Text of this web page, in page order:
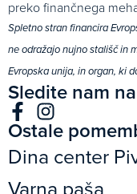
preko finančnega
Spletno stran financira
ne odražajo nujno stališč in
Evropska unija, in organ, ki
Sledite nam
Ostale
Dina center
Varna paša